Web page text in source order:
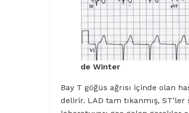
de Winter
Bay T göğüs ağrısı içinde olan
delirir. LAD tam tıkanmış,